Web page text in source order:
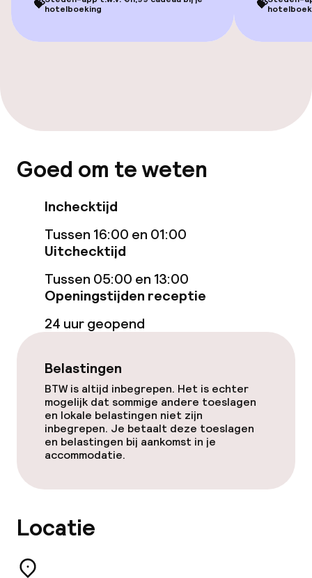
geoptimaliseerde kamers beschikbaar
Eet- en drinkgelegenheden
Bar
Eet- en drinkdiensten
Dieetopties
Glutenvrije opties
Schoonmaakvoorzieningen
Zakelijke faciliteiten
💝hotelboeking
💝
Goed om te weten
Inchecktijd
Tussen 16:00 en 01:00
Uitchecktijd
Tussen 05:00 en 13:00
Openingstijden receptie
24 uur geopend
Belastingen
BTW is altijd inbegrepen. Het is echter
mogelijk dat sommige andere toeslagen
en lokale belastingen niet zijn
inbegrepen. Je betaalt deze toeslagen
en belastingen bij aankomst in je
accommodatie.
Locatie